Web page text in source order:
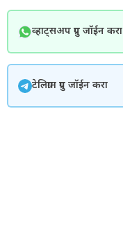
व्हाट्सअप ग्रुप जॉईन करा
टेलिग्राम ग्रुप जॉईन करा